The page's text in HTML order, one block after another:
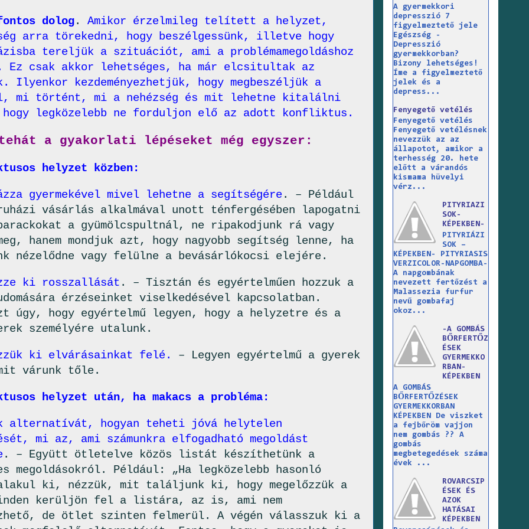
dolog. Amikor érzelmileg telített a helyzet,
arra törekedni, hogy beszélgessünk, illetve hogy
tereljük a szituációt, ami a problémamegoldáshoz
Ez csak akkor lehetséges, ha már elcsitultak az
Ilyenkor kezdeményezhetjük, hogy megbeszéljük a
mi történt, mi a nehézség és mit lehetne kitalálni
hogy legközelebb ne forduljon elő az adott konfliktus.
a gyakorlati lépéseket még egyszer:
helyzet közben:
gyermekével mivel lehetne a segítségére. – Például
vásárlás alkalmával unott ténfergésében lapogatni
a gyümölcspultnál, ne ripakodjunk rá vagy
hanem mondjuk azt, hogy nagyobb segítség lenne, ha
nézelődne vagy felülne a bevásárlókocsi elejére.
ki rosszallását . – Tisztán és egyértelműen hozzuk a
érzéseinket viselkedésével kapcsolatban.
úgy, hogy egyértelmű legyen, hogy a helyzetre és a
személyére utalunk.
ki elvárásainkat felé.
– Legyen egyértelmű a gyerek
várunk tőle.
helyzet után, ha makacs a probléma:
alternatívát, hogyan teheti jóvá helytelen
mi az, ami számunkra elfogadható megoldást
. – Együtt ötletelve közös listát készíthetünk a
megoldásokról. Például: „Ha legközelebb hasonló
ki, nézzük, mit találjunk ki, hogy megelőzzük a
kerüljön fel a listára, az is, ami nem
de ötlet szinten felmerül. A végén válasszuk ki a
A gyermekkori
depresszió 7
figyelmeztető jele
Egészség -
Depresszió
gyermekkorban?
Bizony lehetséges!
Íme a figyelmeztető
jelek és a
depress...
Fenyegető vetélés
Fenyegető vetélés
Fenyegető vetélésnek
nevezzük az az
állapotot, amikor a
terhesség 20. hete
előtt a várandós
kismama hüvelyi
vérz...
PITYRIAZI
SOK-
KÉPEKBEN-
PITYRIÁZI
SOK –
KÉPEKBEN- PITYRIASIS
VERZICOLOR-NAPGOMBA-
A napgombának
nevezett fertőzést a
Malassezia furfur
nevű gombafaj
okoz...
-A GOMBÁS
BŐRFERTŐZ
ÉSEK
GYERMEKKO
RBAN-
KÉPEKBEN
A GOMBÁS
BŐRFERTŐZÉSEK
GYERMEKKORBAN
KÉPEKBEN De viszket
a fejbőröm vajjon
nem gombás ?? A
gombás
megbetegedések száma
évek ...
ROVARCSIP
ÉSEK ÉS
AZOK
HATÁSAI
KÉPEKBEN